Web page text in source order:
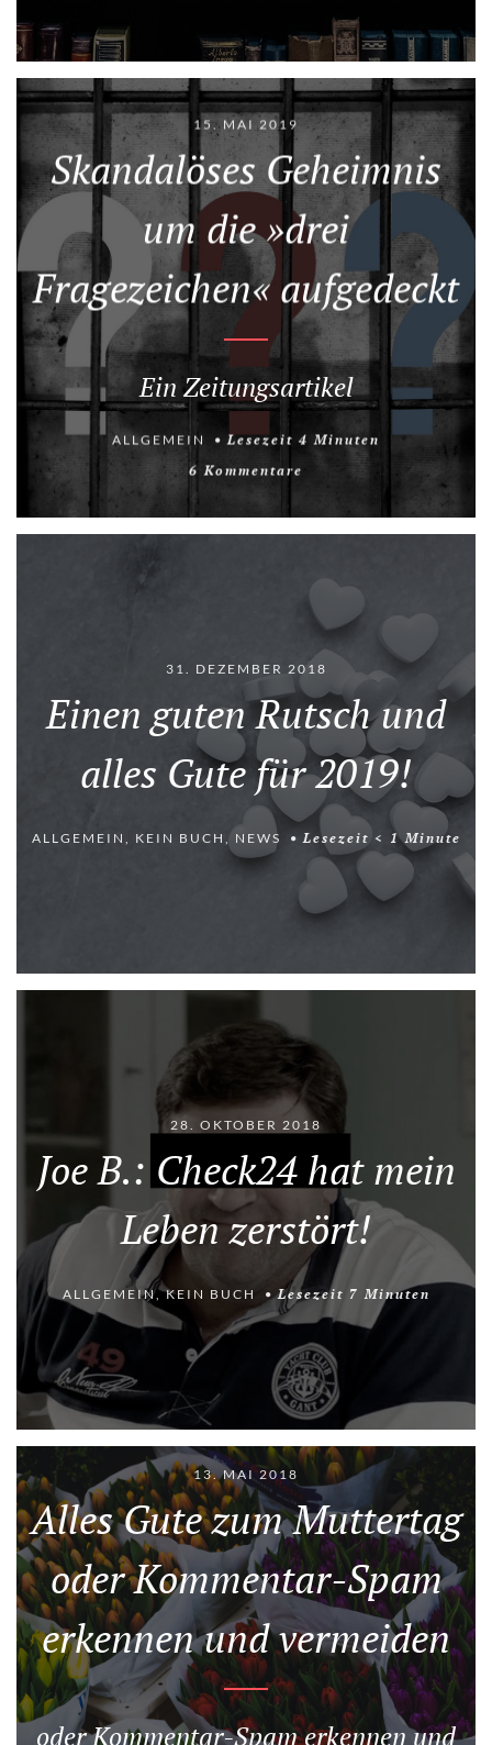
15. MAI 2019
Skandalöses Geheimnis
um die »drei
Fragezeichen« aufgedeckt
Ein Zeitungsartikel
ALLGEMEIN Lesezeit 4 Minuten
6 Kommentare
31. DEZEMBER 2018
Einen guten Rutsch und
alles Gute für 2019!
ALLGEMEIN , KEIN BUCH , NEWS Lesezeit < 1 Minute
28. OKTOBER 2018
Joe B.: Check24 hat mein
Leben zerstört!
ALLGEMEIN,KEIN BUCH Lesezeit 7 Minuten
13. MAI 2018
Alles Gute zum Muttertag
oder Kommentar-Spam
erkennen und vermeiden
oder Kommentar-Spam erkennen und